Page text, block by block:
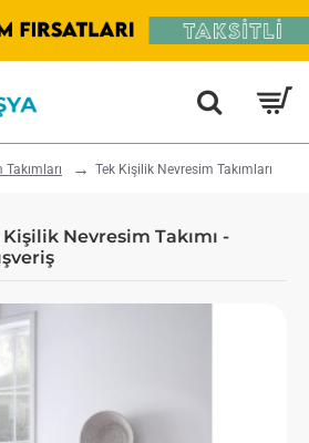
Takımları Tek Kişilik Nevresim Takımları
Nevresim Takımı -